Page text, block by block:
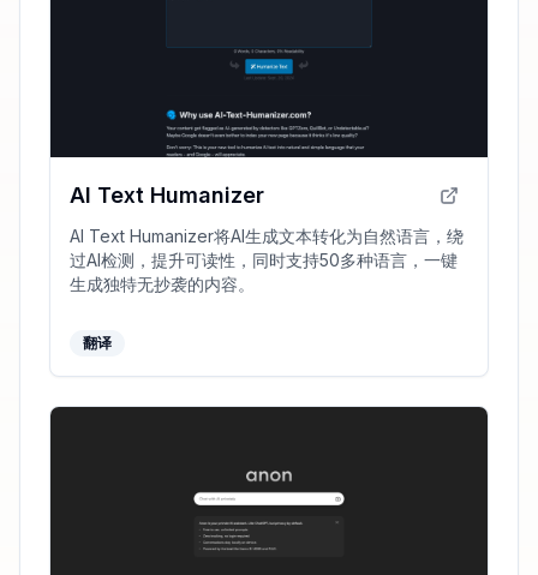
AI Text Humanizer
AI Text Humanizer将AI生成文本转化为自然语言，绕
过AI检测，提升可读性，同时支持50多种语言，一键
生成独特无抄袭的内容。
翻译